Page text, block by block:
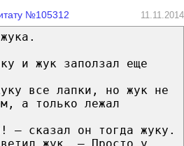
№105312 11.11.2014
и жук заползал еще
все лапки, но жук не
а только лежал
— сказал он тогда жуку.
жук, — Просто у